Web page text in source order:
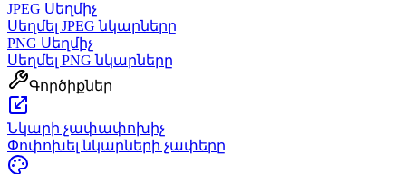
JPEG Սեղմիչ
Սեղմել JPEG նկարները
PNG Սեղմիչ
Սեղմել PNG նկարները
Գործիքներ
Նկարի չափափոխիչ
Փոփոխել նկարների չափերը